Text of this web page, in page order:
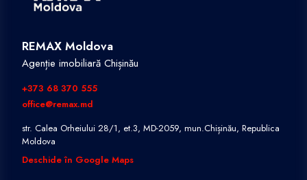
REMAX Moldova
Agenție imobiliară Chișinău
+373 68 370 555
office@remax.md
str. Calea Orheiului 28/1, et.3, MD-2059, mun.Chișinău, Republica
Moldova
Deschide în Google Maps